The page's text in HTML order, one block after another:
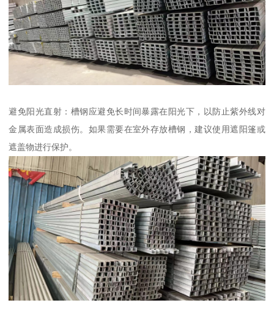
避免阳光直射：槽钢应避免长时间暴露在阳光下，以防止紫外线对
金属表面造成损伤。如果需要在室外存放槽钢，建议使用遮阳篷或
遮盖物进行保护。